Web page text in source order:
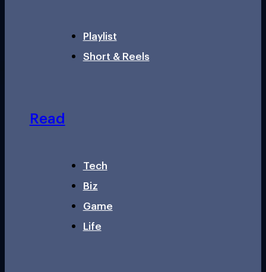
Playlist
Short & Reels
Read
Tech
Biz
Game
Life